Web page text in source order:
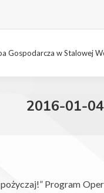
Gospodarcza w Stalowej
2016-01-
Program